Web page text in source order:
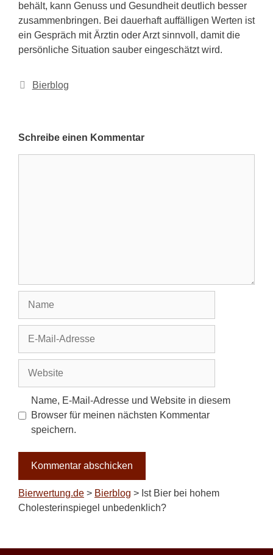
behält, kann Genuss und Gesundheit deutlich besser
zusammenbringen. Bei dauerhaft auffälligen Werten ist
ein Gespräch mit Ärztin oder Arzt sinnvoll, damit die
persönliche Situation sauber eingeschätzt wird.
Kategorien
Bierblog
Schreibe einen Kommentar
Adresse
Name, E-Mail-Adresse und Website in diesem
Browser für meinen nächsten Kommentar
speichern.
Bierwertung.de > Bierblog > Ist Bier bei hohem
Cholesterinspiegel unbedenklich?